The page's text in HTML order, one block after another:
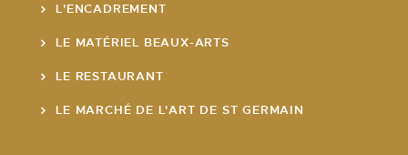
L'ENCADREMENT
LE MATÉRIEL BEAUX-ARTS
LE RESTAURANT
LE MARCHÉ DE L'ART DE ST GERMAIN